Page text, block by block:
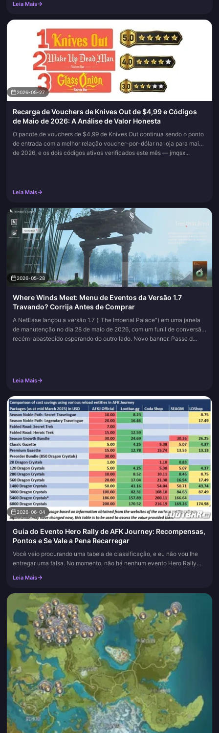
faça...
Leia Mais
2026-05-27
Recarga de Vouchers de Knives Out de $4,99 e Códigos
de Maio de 2026: A Análise de Valor Honesta
O pacote de vouchers de $4,99 de Knives Out continua sendo o ponto
de entrada com a melhor relação voucher-por-dólar na loja para maio
de 2026, e os dois códigos ativos verificados este mês — jmqsx...
Leia Mais
2026-05-28
Where Winds Meet: Menu de Eventos da Versão 1.7
Travando? Corrija Antes de Comprar
A NetEase lançou a versão 1.7 ("The Imperial Palace") em uma janela
de manutenção no dia 28 de maio de 2026, com um funil de conversão
recém-abastecido esperando do outro lado. Novo banner. Passe d...
Leia Mais
2026-06-04
Guia do Evento Hero Rally de AFK Journey: Recompensas,
Pontos e Se Vale a Pena Recarregar
Você veio procurando uma tabela de classificação, e eu não vou lhe
entregar uma falsa. No momento, não há nenhum evento Hero Rally
n...
Leia Mais